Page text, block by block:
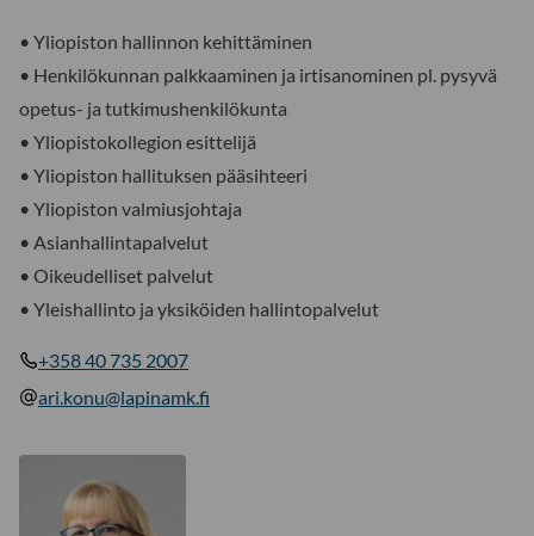
• Yliopiston hallinnon kehittäminen
• Henkilökunnan palkkaaminen ja irtisanominen pl. pysyvä
opetus- ja tutkimushenkilökunta
• Yliopistokollegion esittelijä
• Yliopiston hallituksen pääsihteeri
• Yliopiston valmiusjohtaja
• Asianhallintapalvelut
• Oikeudelliset palvelut
• Yleishallinto ja yksiköiden hallintopalvelut
+358 40 735 2007
ari.konu@lapinamk.fi